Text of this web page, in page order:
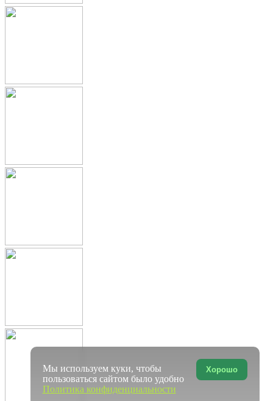
Хорошо
Мы используем куки, чтобы
пользоваться сайтом было удобно
Политика конфиденциальности